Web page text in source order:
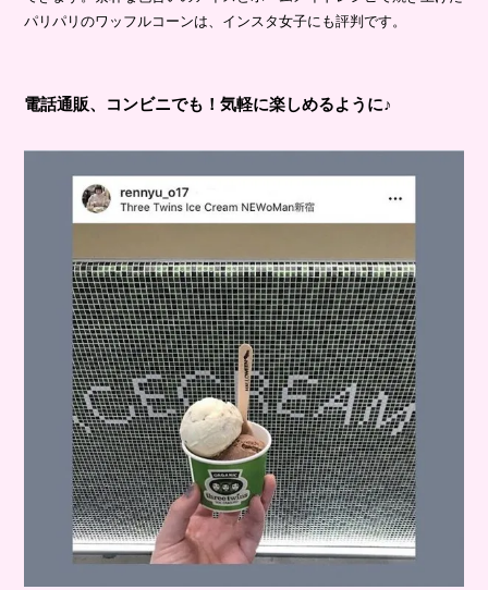
パリパリのワッフルコーンは、インスタ女子にも評判です。
電話通販、コンビニでも！気軽に楽しめるように♪